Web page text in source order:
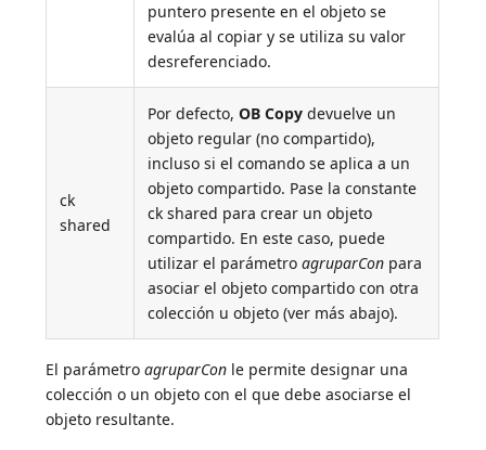
puntero presente en el objeto se
evalúa al copiar y se utiliza su valor
desreferenciado.
ck
shared
Por defecto,OB Copy devuelve un
objeto regular (no compartido),
incluso si el comando se aplica a un
objeto compartido. Pase la constante
ck shared para crear un objeto
compartido. En este caso, puede
utilizar el parámetroagruparCon para
asociar el objeto compartido con otra
colección u objeto (ver más abajo).
El parámetroagruparCon le permite designar una
colección o un objeto con el que debe asociarse el
objeto resultante.